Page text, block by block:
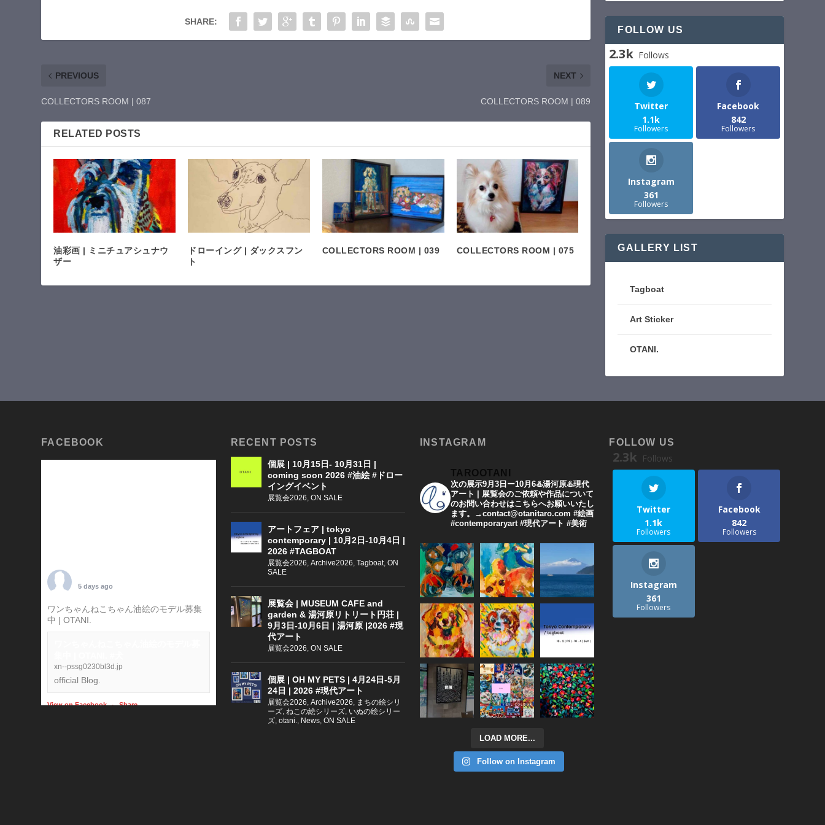
SHARE:
PREVIOUS
COLLECTORS ROOM | 087
NEXT
COLLECTORS ROOM | 089
RELATED POSTS
油彩画 | ミニチュアシュナウ
ザー
ドローイング | ダックスフン
ト
COLLECTORS ROOM | 039 COLLECTORS ROOM | 075
FOLLOW US
2.3k Follows
Twitter
1.1k
Followers
Facebook
842
Followers
Instagram
361
Followers
GALLERY LIST
Tagboat
Art Sticker
OTANI.
FACEBOOK
5 days ago
ワンちゃんねこちゃん油絵のモデル募集
中 | OTANI.
xn--pssg0230bl3d.jp
official Blog.
View on Facebook · Share
RECENT POSTS
個展 | 10月15日- 10月31日 |
coming soon 2026 #油絵 #ドロー
イングイベント
展覧会2026, ON SALE
アートフェア | tokyo
contemporary | 10月2日-10月4日 |
2026 #TAGBOAT
展覧会2026, Archive2026, Tagboat, ON
SALE
展覧会 | MUSEUM CAFE and
garden & 湯河原リトリート円荘 |
9月3日-10月6日 | 湯河原 |2026 #現
代アート
展覧会2026, ON SALE
個展 | OH MY PETS | 4月24日-5月
24日 | 2026 #現代アート
展覧会2026, Archive2026, まちの絵シリ
ーズ, ねこの絵シリーズ, いぬの絵シリー
ズ, otani., News, ON SALE
INSTAGRAM
TAROOTANI
次の展示9月3日ー10月6♨️湯河原♨️現代
アート | 展覧会のご依頼や作品について
のお問い合わせはこちらへお願いいたし
ます。→contact@otanitaro.com #絵画
#contemporaryart #現代アート #美術
LOAD MORE...
Follow on Instagram
FOLLOW US
2.3k Follows
Twitter
1.1k
Followers
Facebook
842
Followers
Instagram
361
Followers